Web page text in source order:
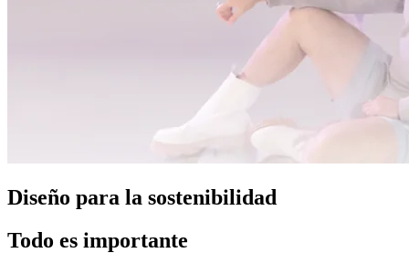
Diseño para la sostenibilidad
Todo es importante